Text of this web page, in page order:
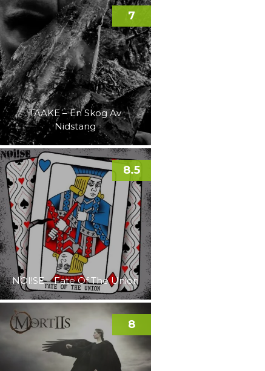
TAAKE – En Skog Av
Nidstang
7
NOI!SE – Fate Of The Union
8.5
8